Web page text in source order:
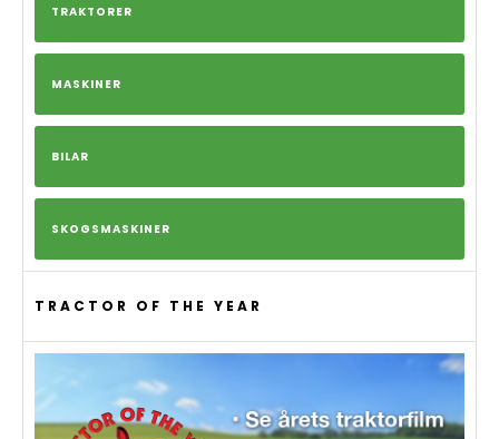
TRAKTORER
MASKINER
BILAR
SKOGSMASKINER
TRACTOR OF THE YEAR